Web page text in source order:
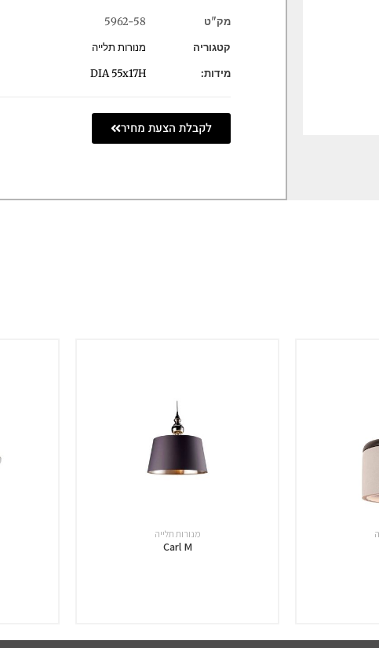
מק"ט
5962-58
קטגוריה
מנורות תלייה
מידות:
DIA 55x17H
לקבלת הצעת מחיר
מנורות תלייה
Carl M